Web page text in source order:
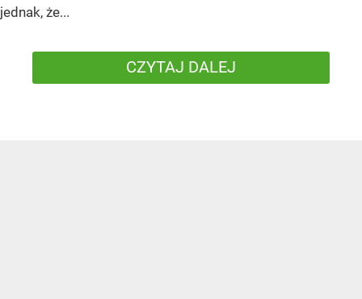
jednak, że...
CZYTAJ DALEJ